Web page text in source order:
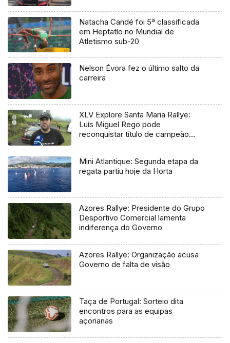
Natacha Candé foi 5ª classificada
em Heptatlo no Mundial de
Atletismo sub-20
Nelson Évora fez o último salto da
carreira
XLV Explore Santa Maria Rallye:
Luís Miguel Rego pode
reconquistar título de campeão
Mini Atlantique: Segunda etapa da
regata partiu hoje da Horta
Azores Rallye: Presidente do Grupo
Desportivo Comercial lamenta
indiferença do Governo
Azores Rallye: Organização acusa
Governo de falta de visão
Taça de Portugal: Sorteio dita
encontros para as equipas
açorianas